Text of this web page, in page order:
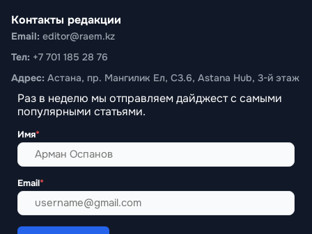
Контакты редакции
Email: editor@raem.kz
Тел: +7 701 185 28 76
Адрес: Астана, пр. Мангилик Ел, С3.6, Astana Hub, 3-й этаж
Раз в неделю мы отправляем дайджест с самыми
популярными статьями.
Имя*
Email*